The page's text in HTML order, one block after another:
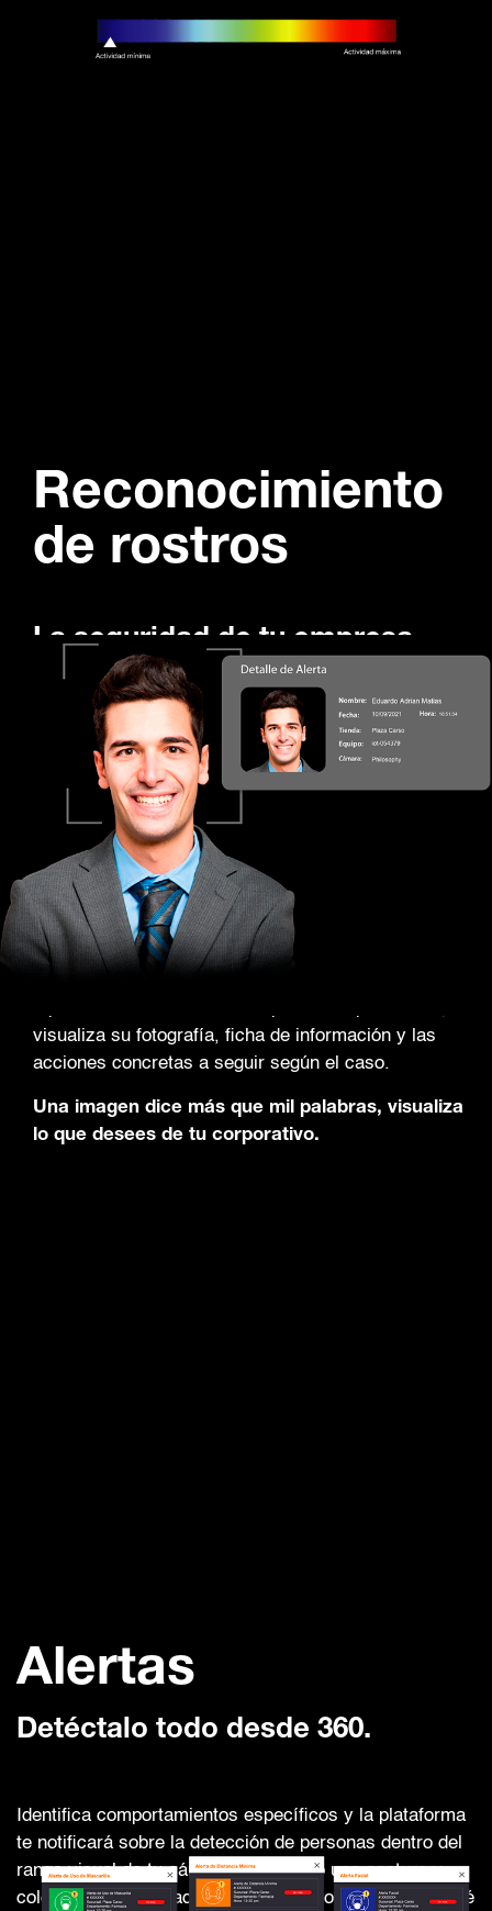
Reconocimiento
de rostros
La seguridad de tu empresa
tiene más de una cara
Hay personas imposibles de olvidar, pero ahora
podrás observar en tiempo real a cada individuo
presente en tus instalaciones. Con la función de
detección de rostros, al cargar fotografías integradas
a una lista blanca o negra, la plataforma las
identificará sobre el video en tiempo real y cada que
se detecte ese rostro serás notificado para accionar
el protocolo aplicable. Identifica desde clientes
visualiza su fotografía, ficha de información y las
acciones concretas a seguir según el caso.
Una imagen dice más que mil palabras, visualiza
lo que desees de tu corporativo.
Alertas
Detéctalo todo desde 360.
Identifica comportamientos específicos y la plataforma
te notificará sobre la detección de personas dentro del
rango visual de tu cámara, realizando una captura y
colocando un marcador sobre el rostro de quien no esté